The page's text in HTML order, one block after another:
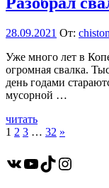
28.09.2021 От:
Уже много лет в
огромная свалка.
день годами
мусорной …
читать
Пагинация
записей
1 2 3 … 32 След.
»
ВКонтакте
YouTube
TikTok